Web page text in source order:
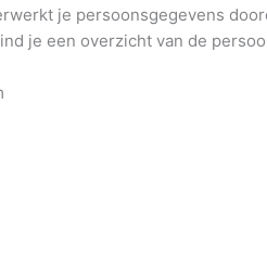
je persoonsgegevens
je een overzicht van de